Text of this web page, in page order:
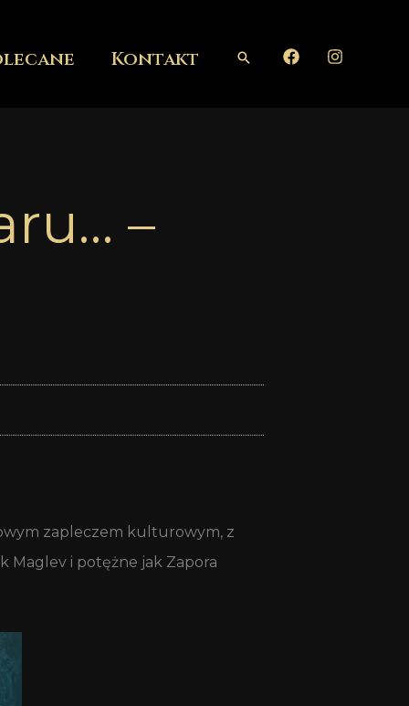
Kontakt Szukaj
–
zapleczem kulturowym, z
Maglev i potężne jak Zapora